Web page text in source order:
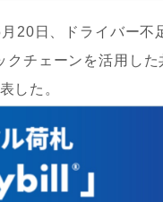
20日、ドライバー不
クチェーンを活用し
した。